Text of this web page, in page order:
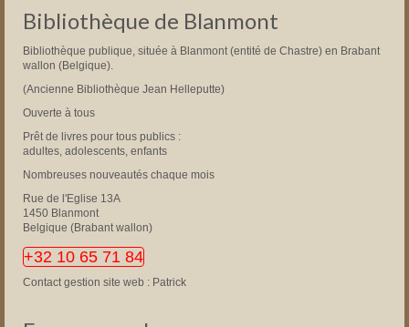
Bibliothèque de Blanmont
Bibliothèque publique, située à Blanmont (entité de Chastre) en Brabant
wallon (Belgique).
(Ancienne Bibliothèque Jean Helleputte)
Ouverte à tous
Prêt de livres pour tous publics :
adultes, adolescents, enfants
Nombreuses nouveautés chaque mois
Rue de l'Eglise 13A
1450 Blanmont
Belgique (Brabant wallon)
+32 10 65 71 84
Contact gestion site web : Patrick